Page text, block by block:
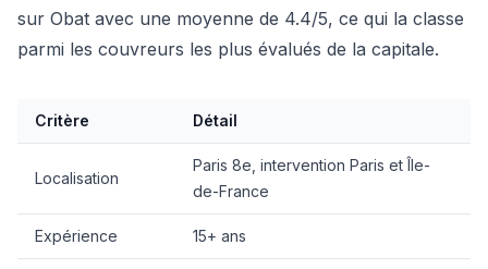
sur Obat avec une moyenne de 4.4/5, ce qui la classe
parmi les couvreurs les plus évalués de la capitale.
Critère Détail
Localisation
Paris 8e, intervention Paris et Île-
de-France
Expérience 15+ ans